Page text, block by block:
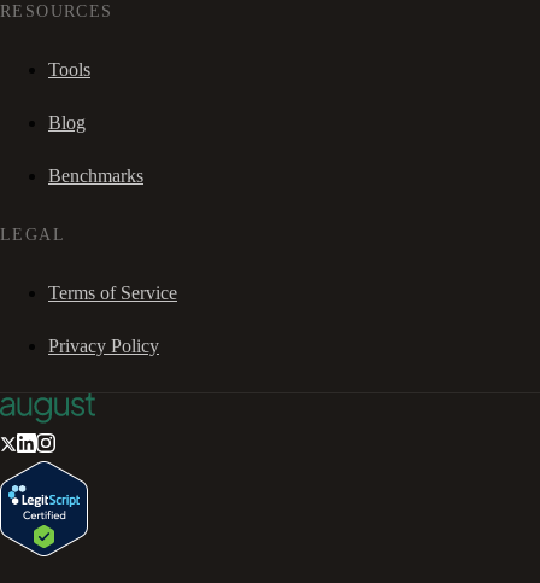
RESOURCES
Tools
Blog
Benchmarks
LEGAL
Terms of Service
Privacy Policy